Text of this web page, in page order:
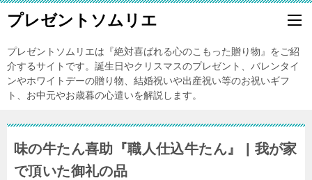
プレゼントソムリエ
プレゼントソムリエは『絶対喜ばれる心のこもった贈り物』をご紹
介するサイトです。誕生日やクリスマスのプレゼント、バレンタイ
ンやホワイトデーの贈り物、結婚祝いや出産祝い等のお祝いギフ
ト、お中元やお歳暮の心遣いを解説します。
味の牛たん喜助『職人仕込牛たん』 | 我が家
で頂いた御礼の品